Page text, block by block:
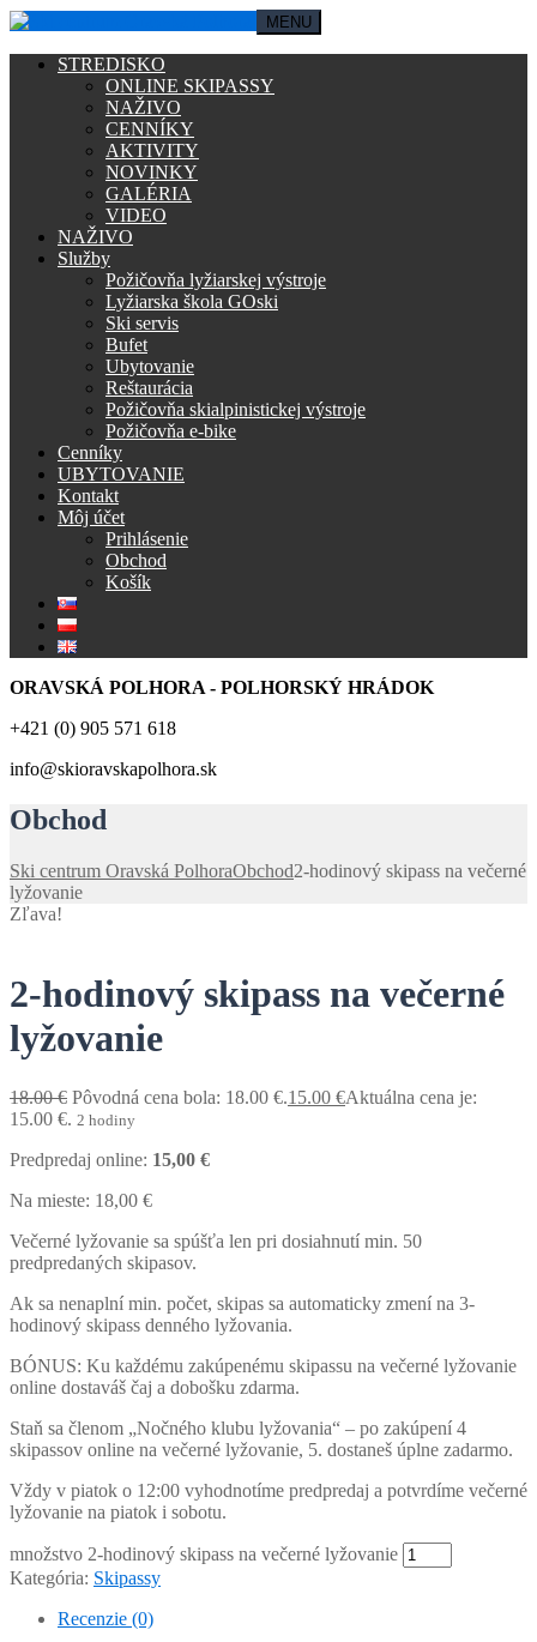
MENU
STREDISKO
ONLINE SKIPASSY
NAŽIVO
CENNÍKY
AKTIVITY
NOVINKY
GALÉRIA
VIDEO
NAŽIVO
Služby
Požičovňa lyžiarskej výstroje
Lyžiarska škola GOski
Ski servis
Bufet
Ubytovanie
Reštaurácia
Požičovňa skialpinistickej výstroje
Požičovňa e-bike
Cenníky
UBYTOVANIE
Kontakt
Môj účet
Prihlásenie
Obchod
Košík
ORAVSKÁ POLHORA - POLHORSKÝ HRÁDOK
+421 (0) 905 571 618
info@skioravskapolhora.sk
Obchod
Ski centrum Oravská PolhoraObchod2-hodinový skipass na večerné
lyžovanie
Zľava!
2-hodinový skipass na večerné
lyžovanie
18.00€ Pôvodná cena bola: 18.00 €.15.00 €Aktuálna cena je:
15.00 €. 2 hodiny
Predpredaj online: 15,00 €
Na mieste: 18,00 €
Večerné lyžovanie sa spúšťa len pri dosiahnutí min. 50
predpredaných skipasov.
Ak sa nenaplní min. počet, skipas sa automaticky zmení na 3-
hodinový skipass denného lyžovania.
BÓNUS: Ku každému zakúpenému skipassu na večerné lyžovanie
online dostaváš čaj a dobošku zdarma.
Staň sa členom „Nočného klubu lyžovania“ – po zakúpení 4
skipassov online na večerné lyžovanie, 5. dostaneš úplne zadarmo.
Vždy v piatok o 12:00 vyhodnotíme predpredaj a potvrdíme večerné
lyžovanie na piatok i sobotu.
množstvo 2-hodinový skipass na večerné lyžovanie
Kategória: Skipassy
Recenzie (0)